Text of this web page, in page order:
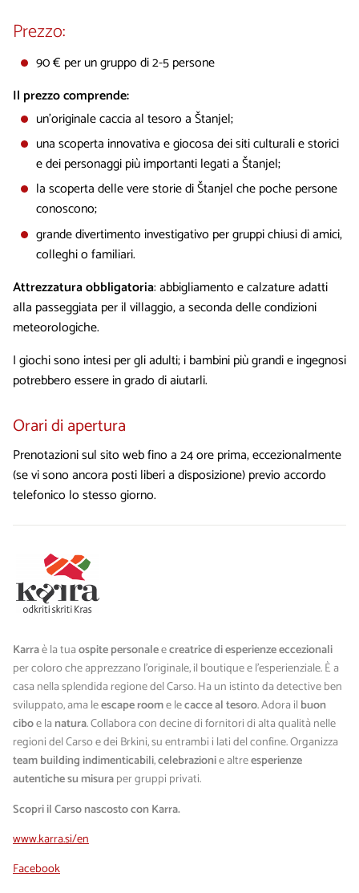
Prezzo:
90 € per un gruppo di 2-5 persone
Il prezzo comprende:
un’originale caccia al tesoro a Štanjel;
una scoperta innovativa e giocosa dei siti culturali e storici
e dei personaggi più importanti legati a Štanjel;
la scoperta delle vere storie di Štanjel che poche persone
conoscono;
grande divertimento investigativo per gruppi chiusi di amici,
colleghi o familiari.
Attrezzatura obbligatoria: abbigliamento e calzature adatti
alla passeggiata per il villaggio, a seconda delle condizioni
meteorologiche.
I giochi sono intesi per gli adulti; i bambini più grandi e ingegnosi
potrebbero essere in grado di aiutarli.
Orari di apertura
Prenotazioni sul sito web fino a 24 ore prima, eccezionalmente
(se vi sono ancora posti liberi a disposizione) previo accordo
telefonico lo stesso giorno.
Karraè la tuaospite personaleecreatrice di esperienze eccezionali
per coloro che apprezzano l'originale, il boutique e l'esperienziale. È a
casa nella splendida regione del Carso. Ha un istinto da detective ben
sviluppato, ama leescape roome lecacce al tesoro. Adora il buon
ciboe la natura. Collabora con decine di fornitori di alta qualità nelle
regioni del Carso e dei Brkini, su entrambi i lati del confine. Organizza
team building indimenticabili,celebrazionie altreesperienze
autentiche su misuraper gruppi privati.
Scopri il Carso nascosto con Karra.
www.karra.si/en
Facebook